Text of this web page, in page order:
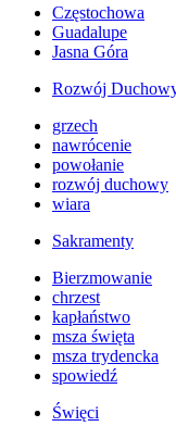
Częstochowa
Guadalupe
Jasna Góra
Rozwój
grzech
nawrócenie
powołanie
rozwój duchowy
wiara
Sakramenty
Bierzmowanie
chrzest
kapłaństwo
msza święta
msza trydencka
spowiedź
Święci